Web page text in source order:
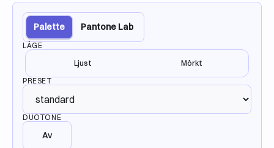
Palette Pantone Lab
LÄGE
Ljust
Mörkt
PRESET
DUOTONE
Av